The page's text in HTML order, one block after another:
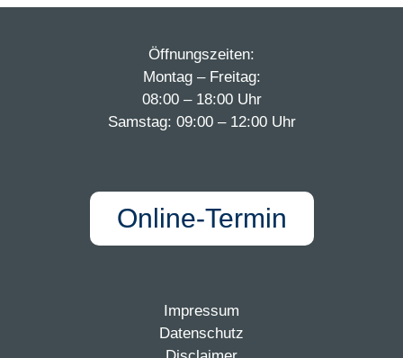
Öffnungszeiten:
Montag – Freitag:
08:00 – 18:00 Uhr
Samstag: 09:00 – 12:00 Uhr
Online-Termin
Impressum
Datenschutz